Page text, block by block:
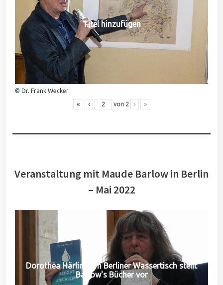
Titel hinzufügen
© Dr. Frank Wecker
« ‹ von 2 › »
Veranstaltung mit Maude Barlow in Berlin
– Mai 2022
Dorothea Härlin vom Berliner Wassertisch stellt
Barlow's Bücher vor